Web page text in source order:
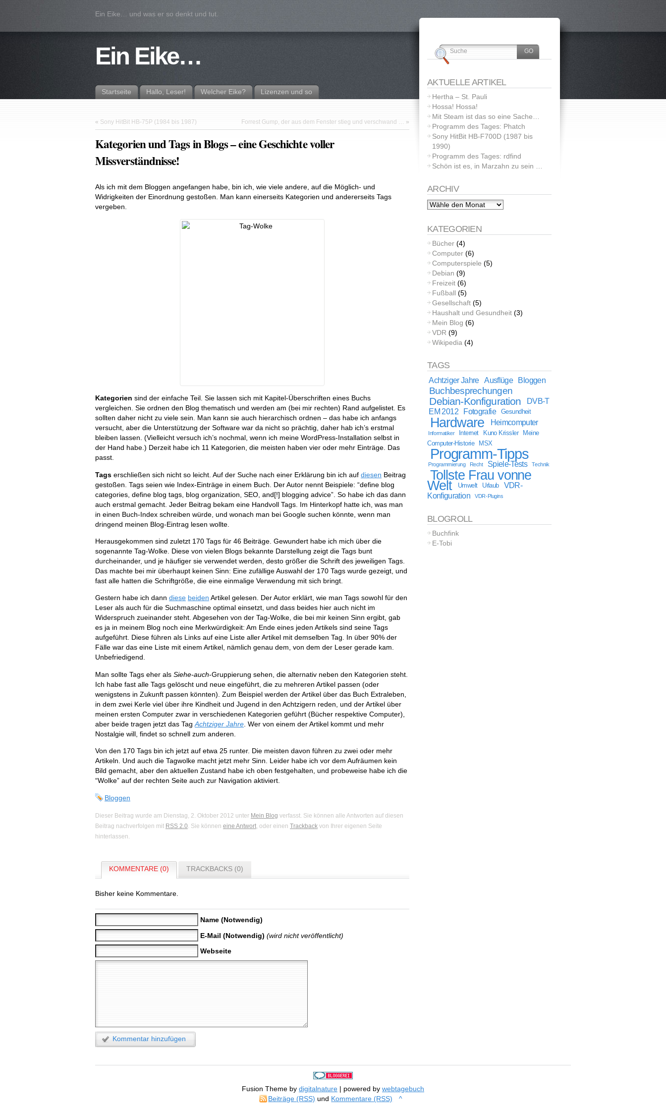
Ein Eike… und was er so denkt und tut.
Ein Eike…
Startseite Hallo, Leser! Welcher Eike? Lizenzen und so
« Sony HitBit HB-75P (1984 bis 1987) Forrest Gump, der aus dem Fenster stieg und verschwand … »
Kategorien und Tags in Blogs – eine Geschichte voller
Missverständnisse!
Als ich mit dem Bloggen angefangen habe, bin ich, wie viele andere, auf die Möglich- und
Widrigkeiten der Einordnung gestoßen. Man kann einerseits Kategorien und andererseits Tags
vergeben.
Kategorien sind der einfache Teil. Sie lassen sich mit Kapitel-Überschriften eines Buchs
vergleichen. Sie ordnen den Blog thematisch und werden am (bei mir rechten) Rand aufgelistet. Es
sollten daher nicht zu viele sein. Man kann sie auch hierarchisch ordnen – das habe ich anfangs
versucht, aber die Unterstützung der Software war da nicht so prächtig, daher hab ich’s erstmal
bleiben lassen. (Vielleicht versuch ich’s nochmal, wenn ich meine WordPress-Installation selbst in
der Hand habe.) Derzeit habe ich 11 Kategorien, die meisten haben vier oder mehr Einträge. Das
passt.
Tags erschließen sich nicht so leicht. Auf der Suche nach einer Erklärung bin ich auf diesen Beitrag
gestoßen. Tags seien wie Index-Einträge in einem Buch. Der Autor nennt Beispiele: “define blog
categories, define blog tags, blog organization, SEO, and[!] blogging advice”. So habe ich das dann
auch erstmal gemacht. Jeder Beitrag bekam eine Handvoll Tags. Im Hinterkopf hatte ich, was man
in einen Buch-Index schreiben würde, und wonach man bei Google suchen könnte, wenn man
dringend meinen Blog-Eintrag lesen wollte.
Herausgekommen sind zuletzt 170 Tags für 46 Beiträge. Gewundert habe ich mich über die
sogenannte Tag-Wolke. Diese von vielen Blogs bekannte Darstellung zeigt die Tags bunt
durcheinander, und je häufiger sie verwendet werden, desto größer die Schrift des jeweiligen Tags.
Das machte bei mir überhaupt keinen Sinn: Eine zufällige Auswahl der 170 Tags wurde gezeigt, und
fast alle hatten die Schriftgröße, die eine einmalige Verwendung mit sich bringt.
Gestern habe ich dann diese beiden Artikel gelesen. Der Autor erklärt, wie man Tags sowohl für den
Leser als auch für die Suchmaschine optimal einsetzt, und dass beides hier auch nicht im
Widerspruch zueinander steht. Abgesehen von der Tag-Wolke, die bei mir keinen Sinn ergibt, gab
es ja in meinem Blog noch eine Merkwürdigkeit: Am Ende eines jeden Artikels sind seine Tags
aufgeführt. Diese führen als Links auf eine Liste aller Artikel mit demselben Tag. In über 90% der
Fälle war das eine Liste mit einem Artikel, nämlich genau dem, von dem der Leser gerade kam.
Unbefriedigend.
Man sollte Tags eher als Siehe-auch-Gruppierung sehen, die alternativ neben den Kategorien steht.
Ich habe fast alle Tags gelöscht und neue eingeführt, die zu mehreren Artikel passen (oder
wenigstens in Zukunft passen könnten). Zum Beispiel werden der Artikel über das Buch Extraleben,
in dem zwei Kerle viel über ihre Kindheit und Jugend in den Achtzigern reden, und der Artikel über
meinen ersten Computer zwar in verschiedenen Kategorien geführt (Bücher respektive Computer),
aber beide tragen jetzt das Tag Achtziger Jahre . Wer von einem der Artikel kommt und mehr
Nostalgie will, findet so schnell zum anderen.
Von den 170 Tags bin ich jetzt auf etwa 25 runter. Die meisten davon führen zu zwei oder mehr
Artikeln. Und auch die Tagwolke macht jetzt mehr Sinn. Leider habe ich vor dem Aufräumen kein
Bild gemacht, aber den aktuellen Zustand habe ich oben festgehalten, und probeweise habe ich die
“Wolke” auf der rechten Seite auch zur Navigation aktiviert.
Bloggen
Dieser Beitrag wurde am Dienstag, 2. Oktober 2012 unter Mein Blog verfasst. Sie können alle Antworten auf diesen
Beitrag nachverfolgen mit RSS 2.0. Sie können eine Antwort, oder einen Trackback von Ihrer eigenen Seite
hinterlassen.
KOMMENTARE (0) TRACKBACKS (0)
Bisher keine Kommentare.
Name (Notwendig)
E-Mail (Notwendig) (wird nicht veröffentlicht)
Webseite
Kommentar hinzufügen
AKTUELLE ARTIKEL
Hertha – St. Pauli
Hossa! Hossa!
Mit Steam ist das so eine Sache…
Programm des Tages: Phatch
Sony HitBit HB-F700D (1987 bis
1990)
Programm des Tages: rdfind
Schön ist es, in Marzahn zu sein …
ARCHIV
KATEGORIEN
Bücher (4)
Computer (6)
Computerspiele (5)
Debian (9)
Freizeit (6)
Fußball (5)
Gesellschaft (5)
Haushalt und Gesundheit (3)
Mein Blog (6)
VDR (9)
Wikipedia (4)
TAGS
Achtziger Jahre Ausflüge Bloggen
Buchbesprechungen
Debian-Konfiguration
DVB-T
EM 2012
Fotografie Gesundheit
Hardware Heimcomputer
Informatiker Internet Kuno Krissler
Meine
Computer-Historie
MSX
Programm-Tipps
Programmierung Recht Spiele-Tests Technik
Tollste Frau vonne
Welt Umwelt Urlaub
VDR-
Konfiguration
VDR-Plugins
BLOGROLL
Buchfink
E-Tobi
Fusion Theme by digitalnature | powered by webtagebuch
Beiträge (RSS) und Kommentare (RSS) ^